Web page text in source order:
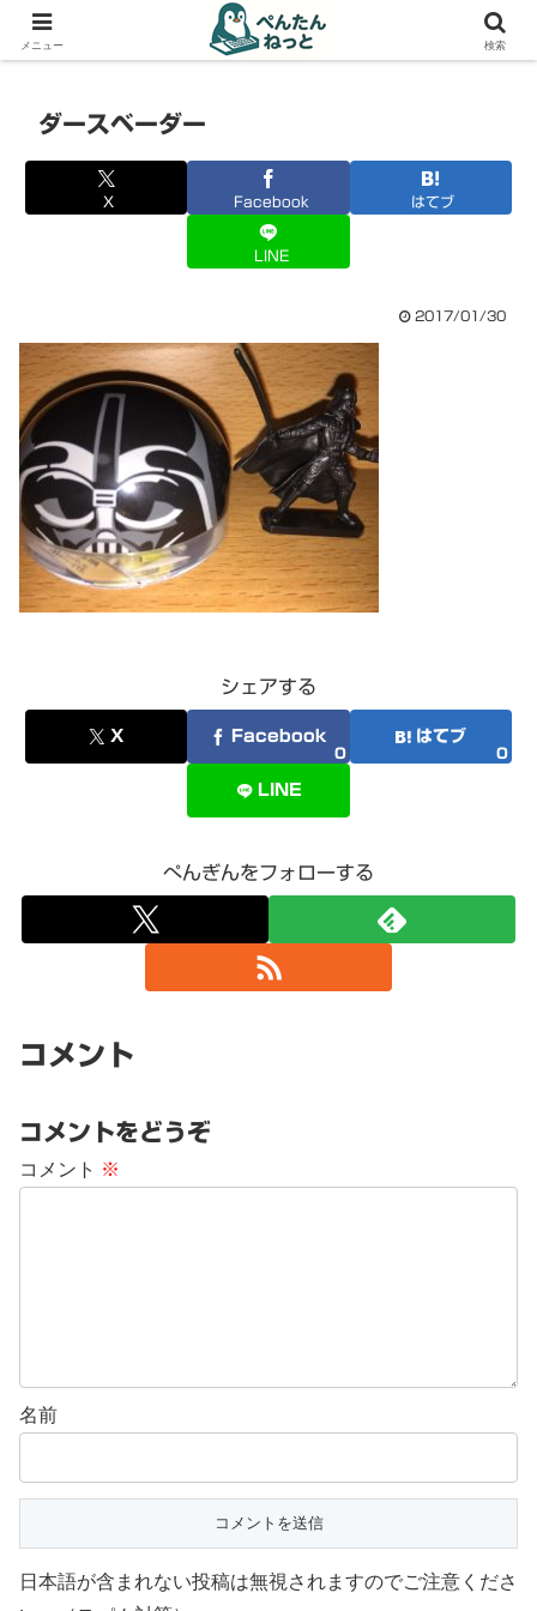
PCやガジェットの備忘録
ダースベーダー
X Facebook はてブ
LINE
2017/01/30
シェアする
X Facebook
0
はてブ
0
LINE
ぺんぎんをフォローする
コメント
コメントをどうぞ
コメント ※
名前
日本語が含まれない投稿は無視されますのでご注意くださ
メニュー 検索